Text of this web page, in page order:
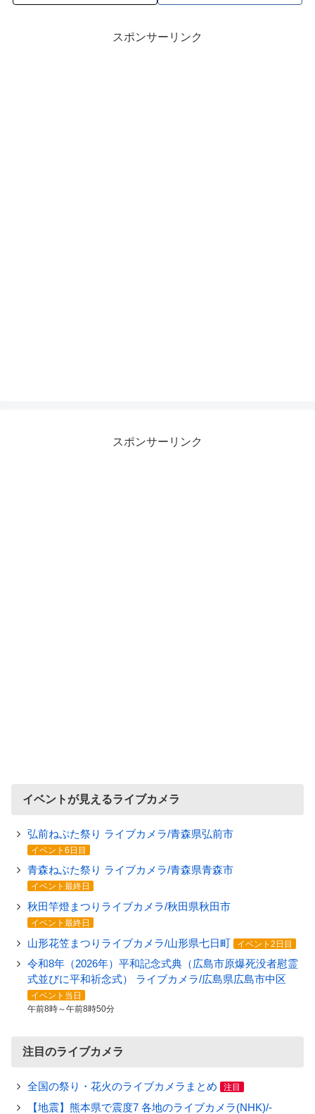
スポンサーリンク
スポンサーリンク
イベントが見えるライブカメラ
弘前ねぷた祭り ライブカメラ/青森県弘前市
イベント6日目
青森ねぶた祭り ライブカメラ/青森県青森市
イベント最終日
秋田竿燈まつりライブカメラ/秋田県秋田市
イベント最終日
山形花笠まつりライブカメラ/山形県七日町 イベント2日目
令和8年（2026年）平和記念式典（広島市原爆死没者慰霊
式並びに平和祈念式） ライブカメラ/広島県広島市中区
イベント当日
午前8時～午前8時50分
注目のライブカメラ
全国の祭り・花火のライブカメラまとめ 注目
【地震】熊本県で震度7 各地のライブカメラ(NHK)/-